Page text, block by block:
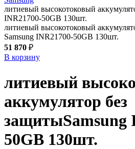
литиевый высокотоковый
INR21700-50GB 130шт.
литиевый высокотоковый
Samsung INR21700-50GB 130шт.
51 870 ₽
В корзину
литиевый
аккумулятор без
защитыSamsung
50GB 130шт.